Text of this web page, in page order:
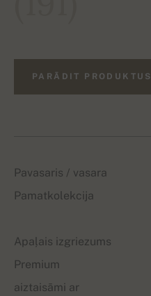
PARĀDIT PRODUKTUS
Pavasaris / vasara
Pamatkolekcija
Apaļais izgriezums
Premium
aiztaisāmi ar